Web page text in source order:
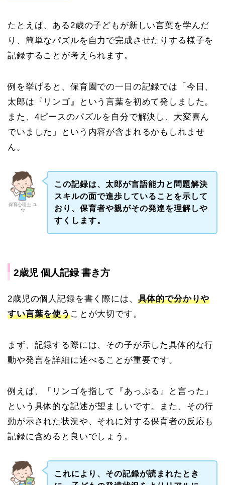
たとえば、ある2歳の子どもが新しい言葉を学んだ
り、簡単なパズルを自力で完成させたりする様子を
記録することが考えられます。
例を挙げると、保育園での一日の記録では「今日、
太郎は『リンゴ』という言葉を初めて発しました。
また、4ピースのパズルを自分で解決し、大変喜ん
でいました」という内容が含まれるかもしれませ
ん。
保育心理士 ユ
ウ
この記録は、太郎が言語能力と問題解決
スキルの面で進歩していることを示して
おり、保育者や親がその発達を理解しや
すくします。
2歳児 個人記録 書き方
2歳児の個人記録を書く際には、 具体的で分かりや
すい言葉を使うことが大切です。
まず、記録する際には、その子が示した具体的な行
動や発言を詳細に述べることが重要です。
例えば、「リンゴを指して『あっぷる』と言った」
という具体的な記述が望ましいです。また、その行
動が示された状況や、それに対する保育者の反応も
記録に含めると良いでしょう。
これにより、その記録が読まれたとき